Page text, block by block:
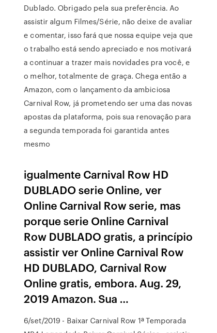
Dublado. Obrigado pela sua preferência. Ao
assistir algum Filmes/Série, não deixe de avaliar
e comentar, isso fará que nossa equipe veja que
o trabalho está sendo apreciado e nos motivará
a continuar a trazer mais novidades pra você, e
o melhor, totalmente de graça. Chega então a
Amazon, com o lançamento da ambiciosa
Carnival Row, já prometendo ser uma das novas
apostas da plataforma, pois sua renovação para
a segunda temporada foi garantida antes
mesmo
igualmente Carnival Row HD
DUBLADO serie Online, ver
Online Carnival Row serie, mas
porque serie Online Carnival
Row DUBLADO gratis, a princípio
assistir ver Online Carnival Row
HD DUBLADO, Carnival Row
Online gratis, embora. Aug. 29,
2019 Amazon. Sua …
6/set/2019 - Baixar Carnival Row 1ª Temporada